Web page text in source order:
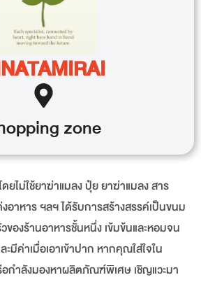
zone
ไม่ใช้ยาฆ่าแมลง ปุ๋ย ยาฆ่าแมลง สาร
อาหาร ฯลฯ ได้รับการสร้างสรรค์เป็นขนม
องร้านอาหารชั้นหนึ่ง เข้มข้นและหอมจน
มีค่าเมื่อเอาเข้าปาก หากคุณใส่ใจใน
กำลังมองหาผลิตภัณฑ์พิเศษ เชิญแวะมา